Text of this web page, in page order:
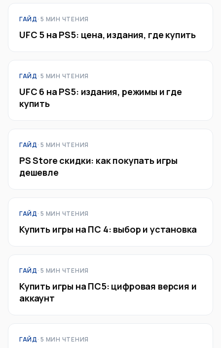
ГАЙД· 5 МИН ЧТЕНИЯ
UFC 5 на PS5: цена, издания, где купить
ГАЙД· 5 МИН ЧТЕНИЯ
UFC 6 на PS5: издания, режимы и где
купить
ГАЙД· 5 МИН ЧТЕНИЯ
PS Store скидки: как покупать игры
дешевле
ГАЙД· 5 МИН ЧТЕНИЯ
Купить игры на ПС 4: выбор и установка
ГАЙД· 5 МИН ЧТЕНИЯ
Купить игры на ПС5: цифровая версия и
аккаунт
ГАЙД· 5 МИН ЧТЕНИЯ